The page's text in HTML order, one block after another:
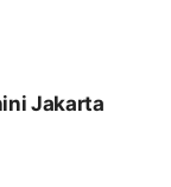
Jakarta